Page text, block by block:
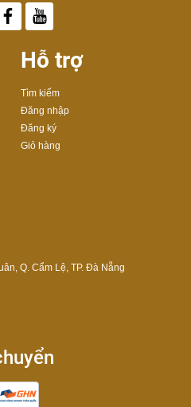
Hỗ trợ
Tìm kiếm
Đăng nhập
Đăng ký
Giỏ hàng
Q. Cẩm Lệ, TP. Đà Nẵng